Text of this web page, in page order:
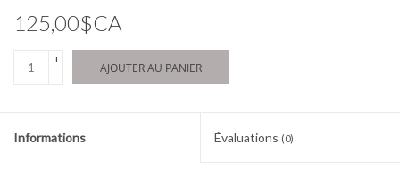
125,00$CA
+
-
AJOUTER AU PANIER
Informations Évaluations (0)